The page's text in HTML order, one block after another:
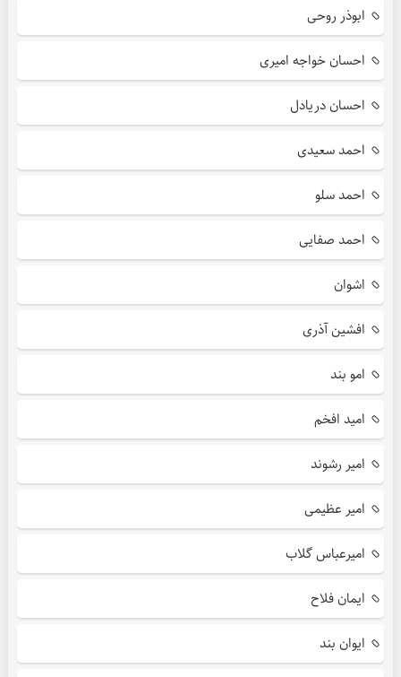
ابوذر روحی
احسان خواجه امیری
احسان دریادل
احمد سعیدی
احمد سلو
احمد صفایی
اشوان
افشین آذری
امو بند
امید افخم
امیر رشوند
امیر عظیمی
امیرعباس گلاب
ایمان فلاح
ایوان بند